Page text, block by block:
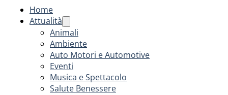
Home
Attualità
Animali
Ambiente
Auto Motori e Automotive
Eventi
Musica e Spettacolo
Salute Benessere